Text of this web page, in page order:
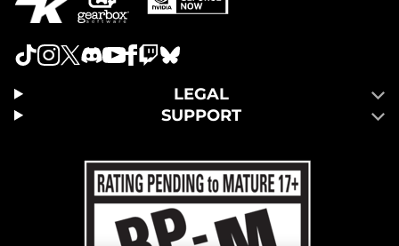
LEGAL
SUPPORT